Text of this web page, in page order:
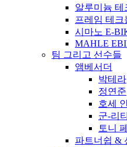
알루미늄 테
프레임 테크
시마노 E-
MAHLE
팀 그리고 선수들
앰베서더
박테라
정연준
호세
군-리
토니
파트너쉽 &